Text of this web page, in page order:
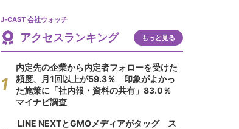
J-CAST 会社ウォッチ
アクセスランキング もっと見る
内定先の企業から内定者フォローを受けた
頻度、月1回以上が59.3％ 印象がよかっ
た施策に「社内報・資料の共有」83.0％
マイナビ調査
LINE NEXTとGMOメディアがタッグ ス